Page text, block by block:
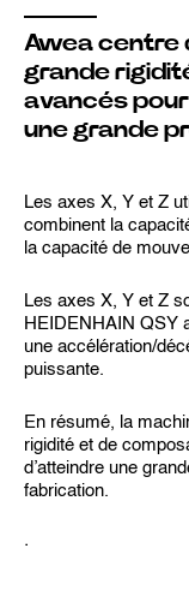
Awea centre
grande
avancés
une grande
Les axes X, Y et Z
combinent la
la capacité de
Les axes X, Y et Z
HEIDENHAIN QSY
une accélération/
puissante.
En résumé, la
rigidité et de
d’atteindre une
fabrication.
.